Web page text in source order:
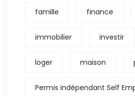
famille finance
immobilier investir
loger maison
Permis indépendant Self